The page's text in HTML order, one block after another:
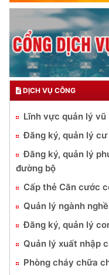
DỊCH VỤ CÔNG
Lĩnh vực quản lý
Đăng ký, quản lý
Đăng ký, quản lý
đường bộ
Cấp thẻ Căn cước
Quản lý ngành
Đăng ký, quản lý
Quản lý xuất nhập
Phòng cháy chữa